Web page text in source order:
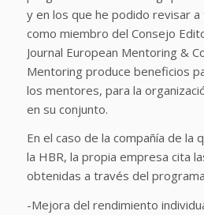
y en los que he podido revisar
como miembro del Consejo
Journal European Mentoring &
Mentoring produce beneficios
los mentores, para la
en su conjunto.
En el caso de la compañía de la
la HBR, la propia empresa cita
obtenidas a través del
-Mejora del rendimiento